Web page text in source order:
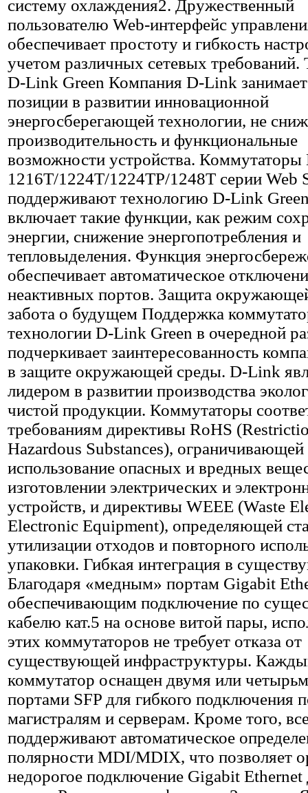
систему охлаждения2. Дружественный
пользователю Web-интерфейс
обеспечивает простоту и гибкость
учетом различных сетевых требований.
D-Link Green Компания D-Link
позиции в развитии инновационной
энергосберегающей технологии, не
производительность и функциональные
возможности устройства. Коммутаторы
1216T/1224T/1224TP/1248T серии Web
поддерживают технологию D-Link
включает такие функции, как режим
энергии, снижение энергопотребления и
тепловыделения. Функция
обеспечивает автоматическое
неактивных портов. Защита
забота о будущем Поддержка
технологии D-Link Green в очередной
подчеркивает заинтересованность
в защите окружающей среды. D-Link
лидером в развитии производства
чистой продукции. Коммутаторы
требованиям директивы RoHS
Hazardous Substances), ограничивающей
использование опасных и вредных
изготовлении электрических и
устройств, и директивы WEEE (Waste
Electronic Equipment), определяющей
утилизации отходов и повторного
упаковки. Гибкая интеграция в
Благодаря «медным» портам Gigabit
обеспечивающим подключение по
кабелю кат.5 на основе витой пары,
этих коммутаторов не требует отказа от
существующей инфраструктуры.
коммутатор оснащен двумя или
портами SFP для гибкого подключения
магистралям и серверам. Кроме того,
поддерживают автоматическое
полярности MDI/MDIX, что позволяет
недорогое подключение Gigabit Ethernet